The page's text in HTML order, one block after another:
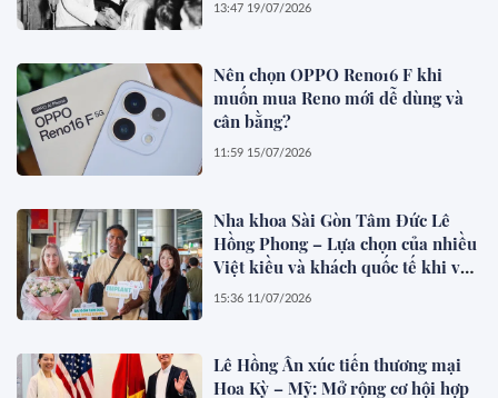
13:47 19/07/2026
Nên chọn OPPO Reno16 F khi
muốn mua Reno mới dễ dùng và
cân bằng?
11:59 15/07/2026
Nha khoa Sài Gòn Tâm Đức Lê
Hồng Phong – Lựa chọn của nhiều
Việt kiều và khách quốc tế khi về
Việt Nam làm răng
15:36 11/07/2026
Lê Hồng Ân xúc tiến thương mại
Hoa Kỳ – Mỹ: Mở rộng cơ hội hợp